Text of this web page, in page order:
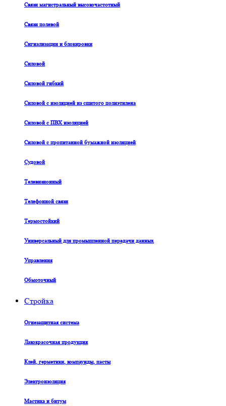
Связи магистральный высокочастотный
Связи полевой
Сигнализации и блокировки
Силовой
Силовой гибкий
Силовой с изоляцией из сшитого полиэтилена
Силовой с ПВХ изоляцией
Силовой с пропитанной бумажной изоляцией
Судовой
Телевизионный
Телефонной связи
Термостойкий
Универсальный для промышленной передачи данных
Управления
Обмоточный
Стройка
Огнезащитная система
Лакокрасочная продукция
Клей, герметики, компаунды, пасты
Электроизоляция
Мастика и битум